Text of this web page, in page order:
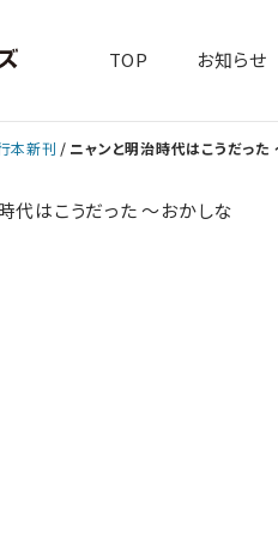
TOP お知らせ
本新刊 ニャンと明治時代はこうだっ